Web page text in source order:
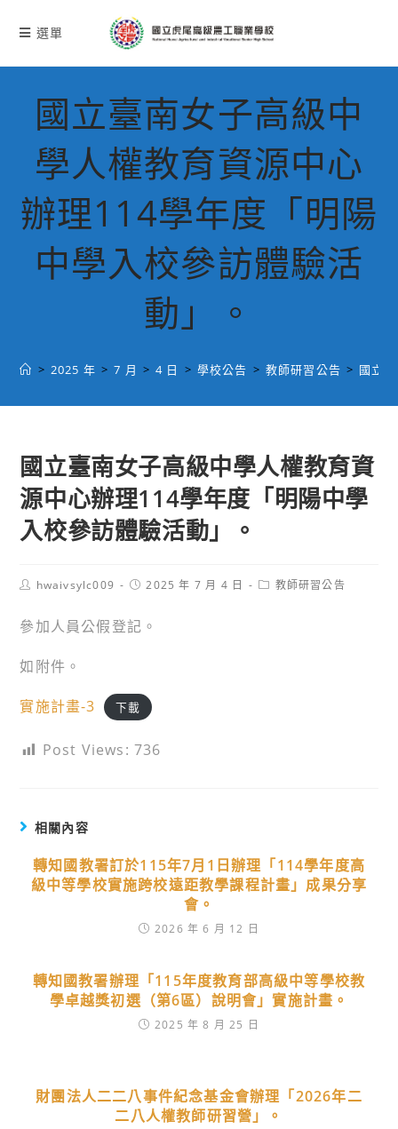
選單
國立臺南女子高級中
學人權教育資源中心
辦理114學年度「明陽
中學入校參訪體驗活
動」。
> 2025 年 > 7 月 > 4 日 > 學校公告 > 教師研習公告 > 國立
國立臺南女子高級中學人權教育資
源中心辦理114學年度「明陽中學
入校參訪體驗活動」。
Posthwaivsylc009
Post2025 年 7 月 4 日
Post教師研習公告
參加人員公假登記。
如附件。
實施計畫-3 下載
Post Views: 736
相關內容
轉知國教署訂於115年7月1日辦理「114學年度高
級中等學校實施跨校遠距教學課程計畫」成果分享
會。
2026 年 6 月 12 日
轉知國教署辦理「115年度教育部高級中等學校教
學卓越獎初選（第6區）說明會」實施計畫。
2025 年 8 月 25 日
財團法人二二八事件紀念基金會辦理「2026年二
二八人權教師研習營」。